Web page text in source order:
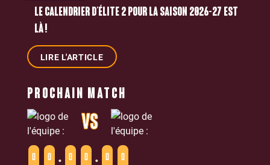
LE CALENDRIER D’ÉLITE 2 POUR LA SAISON 2026-27 EST
LÀ !
LIRE L'ARTICLE
PROCHAIN MATCH
0 0 0 0 0 0
VS